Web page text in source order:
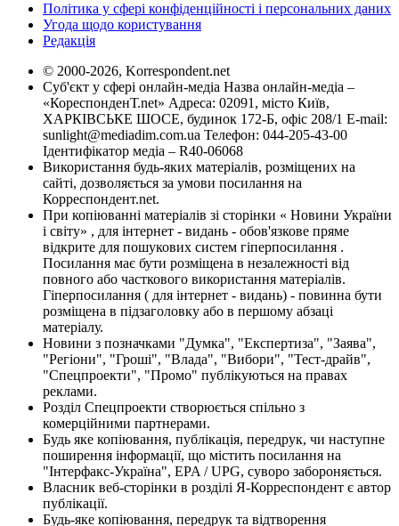
Політика у сфері конфіденційності і персональних даних
Угода щодо користування
Редакція
© 2000-2026, Korrespondent.net
Суб'єкт у сфері онлайн-медіа Назва онлайн-медіа –
«КореспонденТ.net» Адреса: 02091, місто Київ,
ХАРКІВСЬКЕ ШОСЕ, будинок 172-Б, офіс 208/1 E-mail:
sunlight@mediadim.com.ua Телефон: 044-205-43-00
Ідентифікатор медіа – R40-06068
Використання будь-яких матеріалів, розміщених на
сайті, дозволяється за умови посилання на
Корреспондент.net.
При копіюванні матеріалів зі сторінки « Новини України
і світу» , для інтернет - видань - обов'язкове пряме
відкрите для пошукових систем гіперпосилання .
Посилання має бути розміщена в незалежності від
повного або часткового використання матеріалів.
Гіперпосилання ( для інтернет - видань) - повинна бути
розміщена в підзаголовку або в першому абзаці
матеріалу.
Новини з позначками "Думка", "Експертиза", "Заява",
"Регіони", "Гроші", "Влада", "Вибори", "Тест-драйв",
"Спецпроекти", "Промо" публікуються на правах
реклами.
Розділ Спецпроекти створюється спільно з
комерційними партнерами.
Будь яке копіювання, публікація, передрук, чи наступне
поширення інформації, що містить посилання на
"Інтерфакс-Україна", EPA / UPG, суворо забороняється.
Власник веб-сторінки в розділі Я-Корреспондент є автор
публікації.
Будь-яке копіювання, передрук та відтворення